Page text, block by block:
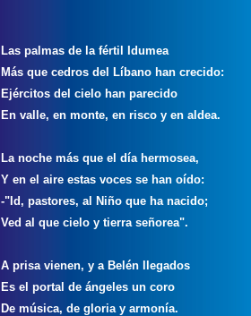
Las palmas de la fértil Idumea
Más que cedros del Líbano han crecido:
Ejércitos del cielo han parecido
En valle, en monte, en risco y en aldea.
La noche más que el día hermosea,
Y en el aire estas voces se han oído:
-"Id, pastores, al Niño que ha nacido;
Ved al que cielo y tierra señorea".
A prisa vienen, y a Belén llegados
Es el portal de ángeles un coro
De música, de gloria y armonía.